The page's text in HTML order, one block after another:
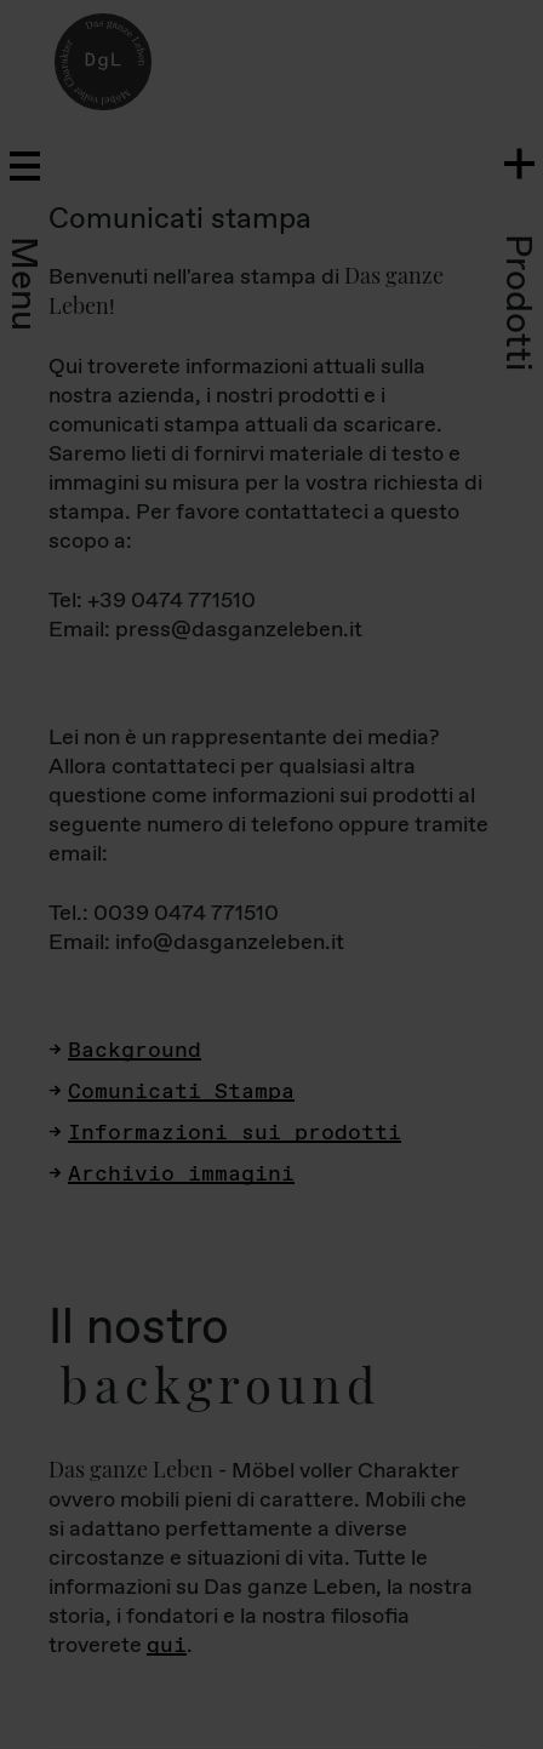
Menu Prodotti
Comunicati stampa
Benvenuti nell'area stampa di Das ganze
Leben!
Qui troverete informazioni attuali sulla
nostra azienda, i nostri prodotti e i
comunicati stampa attuali da scaricare.
Saremo lieti di fornirvi materiale di testo e
immagini su misura per la vostra richiesta di
stampa. Per favore contattateci a questo
scopo a:
Tel: +39 0474 771510
Email: press@dasganzeleben.it
Lei non è un rappresentante dei media?
Allora contattateci per qualsiasi altra
questione come informazioni sui prodotti al
seguente numero di telefono oppure tramite
email:
Tel.: 0039 0474 771510
Email: info@dasganzeleben.it
Background
Comunicati Stampa
Informazioni sui prodotti
Archivio immagini
Il nostro
background
Das ganze Leben - Möbel voller Charakter
ovvero mobili pieni di carattere. Mobili che
si adattano perfettamente a diverse
circostanze e situazioni di vita. Tutte le
informazioni su Das ganze Leben, la nostra
storia, i fondatori e la nostra filosofia
troverete qui.